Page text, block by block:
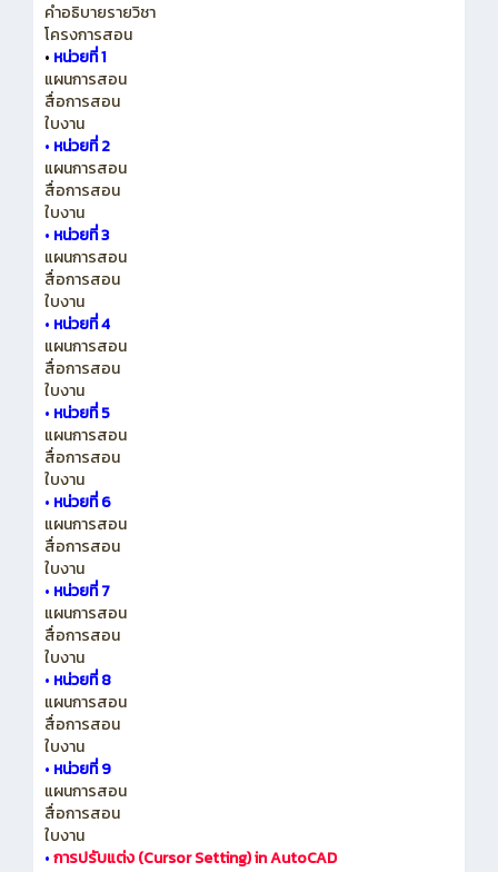
คำอธิบายรายวิชา
โครงการสอน
• หน่วยที่ 1
แผนการสอน
สื่อการสอน
ใบงาน
• หน่วยที่ 2
แผนการสอน
สื่อการสอน
ใบงาน
• หน่วยที่ 3
แผนการสอน
สื่อการสอน
ใบงาน
• หน่วยที่ 4
แผนการสอน
สื่อการสอน
ใบงาน
• หน่วยที่ 5
แผนการสอน
สื่อการสอน
ใบงาน
• หน่วยที่ 6
แผนการสอน
สื่อการสอน
ใบงาน
• หน่วยที่ 7
แผนการสอน
สื่อการสอน
ใบงาน
• หน่วยที่ 8
แผนการสอน
สื่อการสอน
ใบงาน
• หน่วยที่ 9
แผนการสอน
สื่อการสอน
ใบงาน
•การปรับแต่ง (Cursor Setting) in AutoCAD